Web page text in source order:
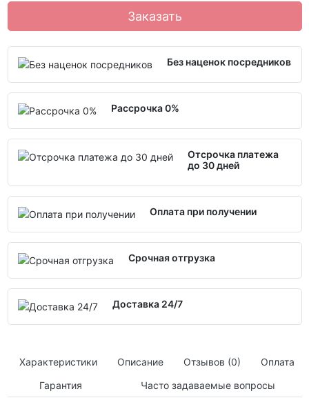
Заказать
Без наценок посредников
Рассрочка 0%
Отсрочка платежа
до 30 дней
Оплата при получении
Срочная отгрузка
Доставка 24/7
Характеристики Описание Отзывов (0)
Оплата
Гарантия
Часто задаваемые вопросы